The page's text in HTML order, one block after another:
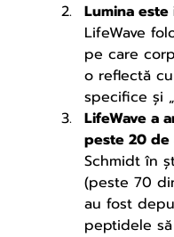
Lumina
LifeWave
pe care
o reflectă
specifice și
LifeWave a
peste 20 de
Schmidt în
(peste 70
au fost
peptidele